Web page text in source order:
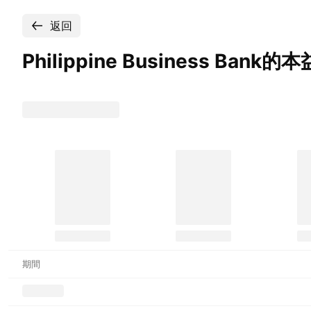
返回
Philippine Business Bank的本
期間